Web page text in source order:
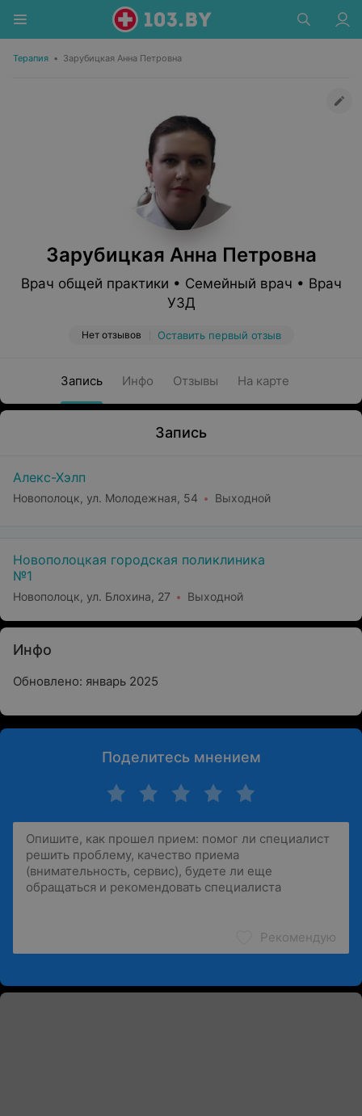
Терапия • Зарубицкая Анна Петровна
Зарубицкая Анна Петровна
Врач общей практики • Семейный врач • Врач
УЗД
Нет отзывов Оставить первый отзыв
Запись Инфо Отзывы На карте
Запись
Алекс-Хэлп
Новополоцк, ул. Молодежная, 54 Выходной
Новополоцкая городская поликлиника
№1
Новополоцк, ул. Блохина, 27 Выходной
Инфо
Обновлено: январь 2025
Поделитесь мнением
Рекомендую